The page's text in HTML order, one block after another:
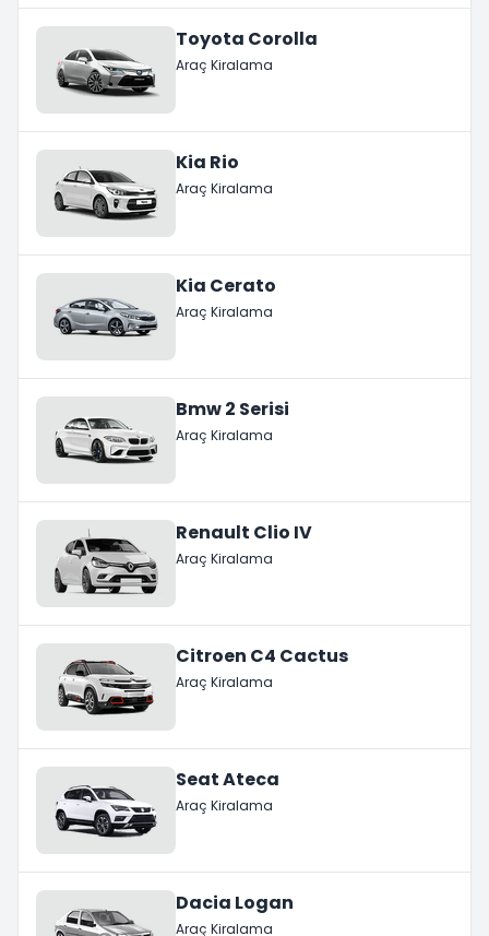
Toyota Corolla
Araç Kiralama
Kia Rio
Araç Kiralama
Kia Cerato
Araç Kiralama
Bmw 2 Serisi
Araç Kiralama
Renault Clio IV
Araç Kiralama
Citroen C4 Cactus
Araç Kiralama
Seat Ateca
Araç Kiralama
Dacia Logan
Araç Kiralama